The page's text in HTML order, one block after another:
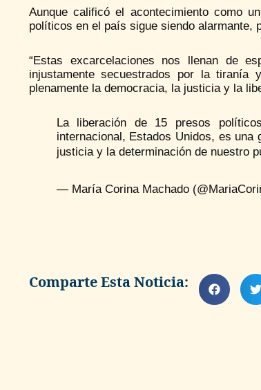
Aunque calificó el acontecimiento como
políticos en el país sigue siendo alarmante,
“Estas excarcelaciones nos llenan de
injustamente secuestrados por la tiranía
plenamente la democracia, la justicia y la
La liberación de 15 presos
internacional, Estados Unidos, es una
justicia y la determinación de nuestro
— María Corina Machado
Comparte Esta Noticia: